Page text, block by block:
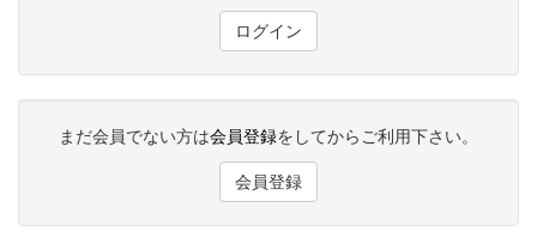
ログイン
まだ会員でない方は会員登録をしてからご利用下さい。
会員登録